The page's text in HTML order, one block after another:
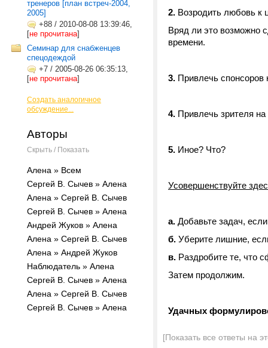
тренеров [план встреч-2004,
2005]
+88 / 2010-08-08 13:39:46,
[не прочитана]
Семинар для снабженцев
спецодеждой
+7 / 2005-08-26 06:35:13,
[не прочитана]
Создать аналогичное
обсуждение...
Авторы
Скрыть / Показать
Алена » Всем
Сергей В. Сычев » Алена
Алена » Сергей В. Сычев
Сергей В. Сычев » Алена
Андрей Жуков » Алена
Алена » Сергей В. Сычев
Алена » Андрей Жуков
Наблюдатель » Алена
Сергей В. Сычев » Алена
Алена » Сергей В. Сычев
Сергей В. Сычев » Алена
2. Возродить любовь к
Вряд ли это возможно
времени.
3. Привлечь спонсоров
4. Привлечь зрителя
5. Иное? Что?
Усовершенствуйте
а. Добавьте задач,
б. Уберите лишние,
в. Раздробите те, что
Затем продолжим.
Удачных
[Показать все ответы на